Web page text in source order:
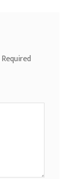
Required